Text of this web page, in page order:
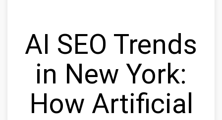
AI SEO Trends
in New York:
How Artificial